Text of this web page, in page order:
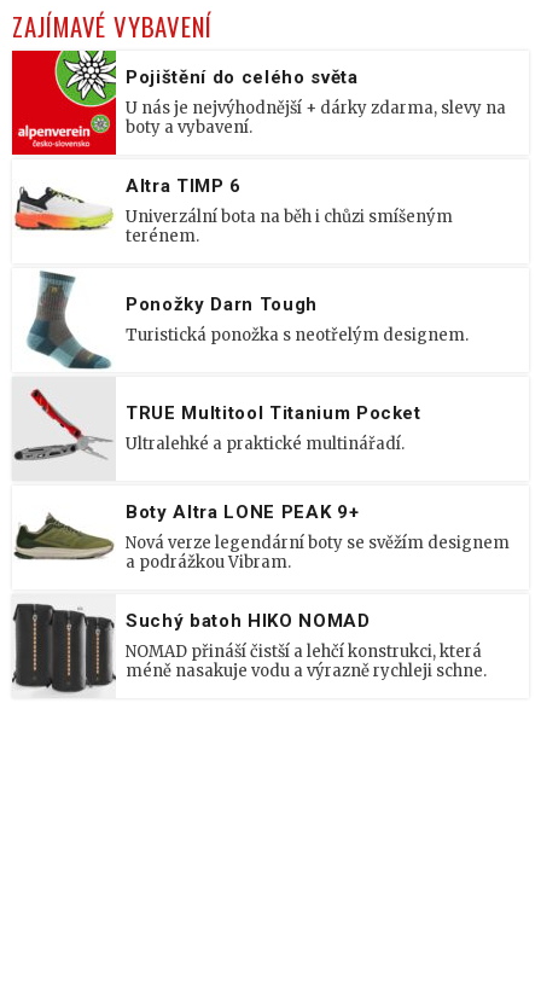
ZAJÍMAVÉ VYBAVENÍ
Pojištění do celého světa
U nás je nejvýhodnější + dárky zdarma, slevy na
boty a vybavení.
Altra TIMP 6
Univerzální bota na běh i chůzi smíšeným
terénem.
Ponožky Darn Tough
Turistická ponožka s neotřelým designem.
TRUE Multitool Titanium Pocket
Ultralehké a praktické multinářadí.
Boty Altra LONE PEAK 9+
Nová verze legendární boty se svěžím designem
a podrážkou Vibram.
Suchý batoh HIKO NOMAD
NOMAD přináší čistší a lehčí konstrukci, která
méně nasakuje vodu a výrazně rychleji schne.